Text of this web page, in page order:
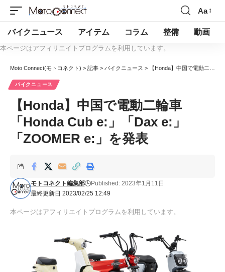
Aa
バイクニュース アイテム コラム 整備 動画
本ページはアフィリエイトプログラムを利用しています。
Moto Connect(モトコネクト) > 記事 > バイクニュース > 【Honda】中国で電動二輪車「Honda Cub e:」「Dax e:」「ZOOMER e:」を発表
バイクニュース
【Honda】中国で電動二輪車
「Honda Cub e:」「Dax e:」
「ZOOMER e:」を発表
最終更新日 2023/02/25 12:49
モトコネクト編集部 Published: 2023年1月11日
本ページはアフィリエイトプログラムを利用しています。